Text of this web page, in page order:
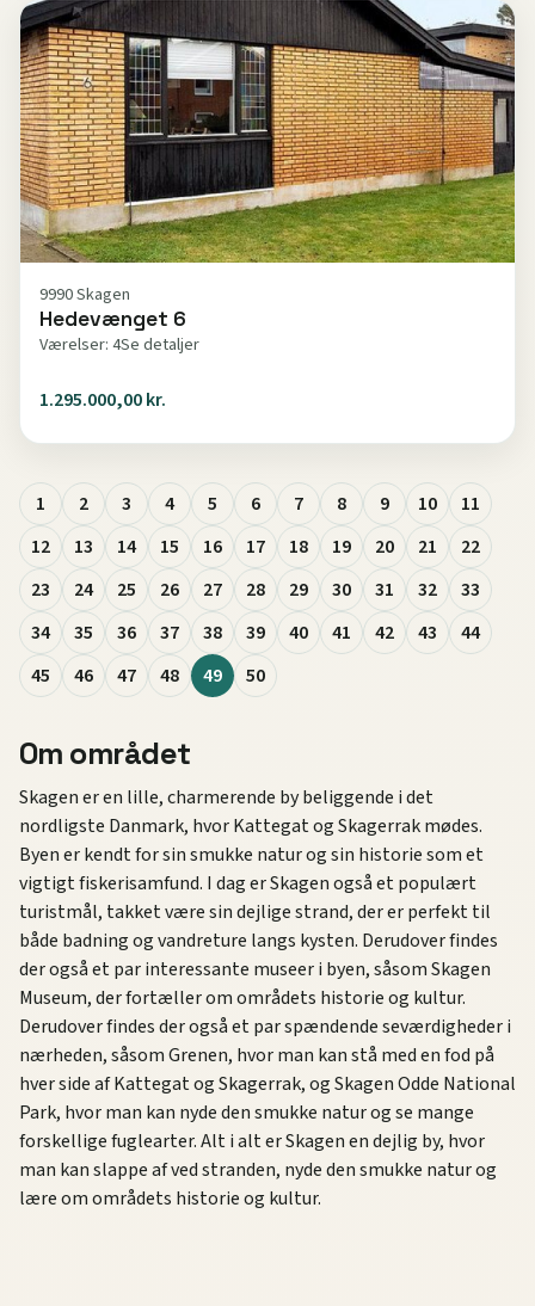
9990 Skagen
Hedevænget 6
Værelser: 4Se detaljer
1.295.000,00 kr.
1 2 3 4 5 6 7 8 9 10
11
12
13 14 15 16 17 18 19 20 21
22
23
24 25 26 27 28 29 30 31 32
33
34
35 36 37 38 39 40 41 42 43
44
45
46 47 48 49 50
Om området
Skagen er en lille, charmerende by beliggende i det
nordligste Danmark, hvor Kattegat og Skagerrak mødes.
Byen er kendt for sin smukke natur og sin historie som et
vigtigt fiskerisamfund. I dag er Skagen også et populært
turistmål, takket være sin dejlige strand, der er perfekt til
både badning og vandreture langs kysten. Derudover findes
der også et par interessante museer i byen, såsom Skagen
Museum, der fortæller om områdets historie og kultur.
Derudover findes der også et par spændende seværdigheder i
nærheden, såsom Grenen, hvor man kan stå med en fod på
hver side af Kattegat og Skagerrak, og Skagen Odde National
Park, hvor man kan nyde den smukke natur og se mange
forskellige fuglearter. Alt i alt er Skagen en dejlig by, hvor
man kan slappe af ved stranden, nyde den smukke natur og
lære om områdets historie og kultur.